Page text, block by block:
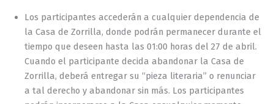
Los participantes accederán a cualquier dependencia de
la Casa de Zorrilla, donde podrán permanecer durante el
tiempo que deseen hasta las 01:00 horas del 27 de abril.
Cuando el participante decida abandonar la Casa de
Zorrilla, deberá entregar su “pieza literaria” o renunciar
a tal derecho y abandonar sin más. Los participantes